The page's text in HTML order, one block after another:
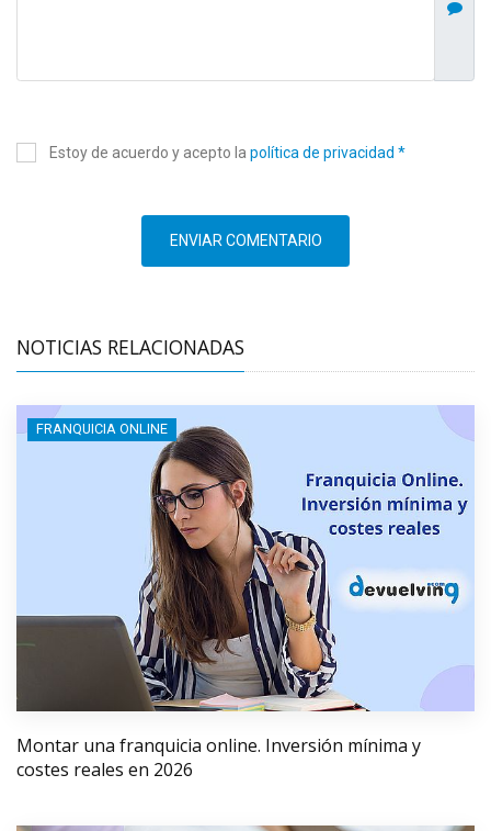
Estoy de acuerdo y acepto la política de privacidad *
ENVIAR COMENTARIO
NOTICIAS RELACIONADAS
FRANQUICIA ONLINE
Montar una franquicia online. Inversión mínima y
costes reales en 2026